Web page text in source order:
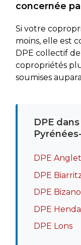
concernée
Si votre
moins, elle est
DPE collectif
copropriétés
soumises
DPE
DPE Anglet
DPE
DPE
DPE
DPE Lons